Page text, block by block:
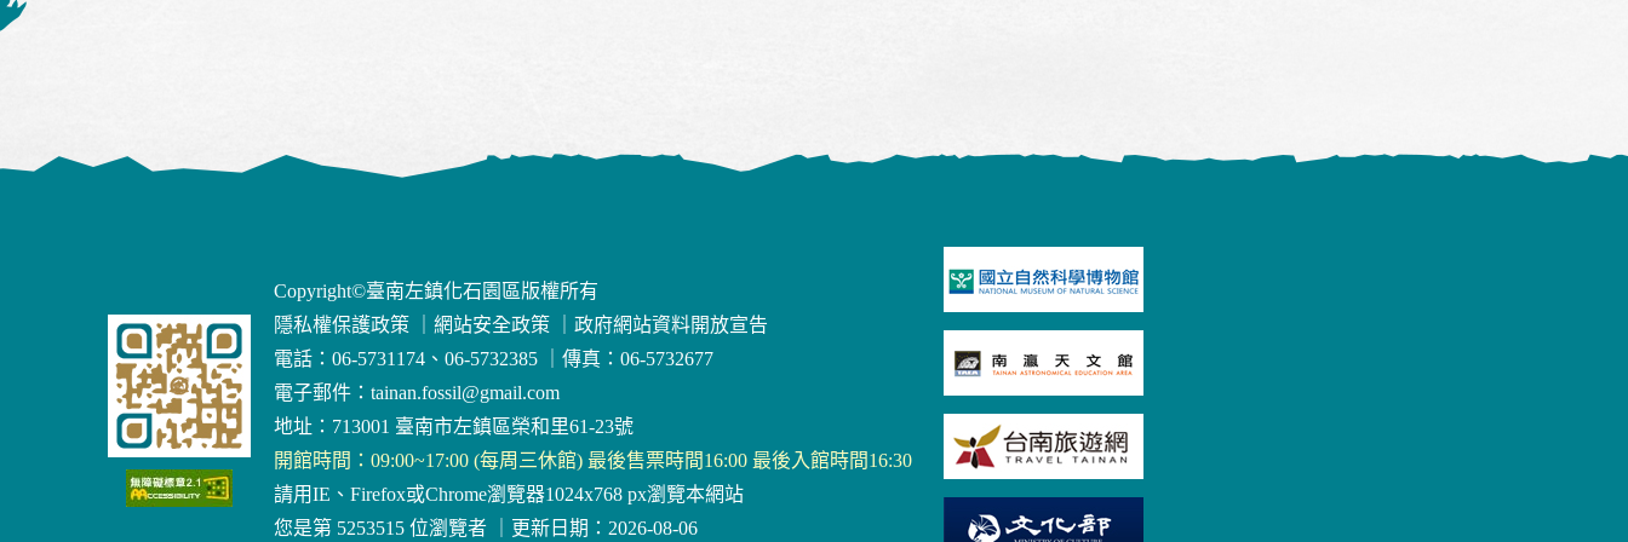
Copyright©臺南左鎮化石園區版權所有
隱私權保護政策
網站安全政策
政府網站資料開放宣告
電話：06-5731174、06-5732385
傳真：06-5732677
電子郵件： tainan.fossil@gmail.com
地址：713001 臺南市左鎮區榮和里61-23號
開館時間：09:00~17:00 (每周三休館) 最後售票時間16:00 最後入館時間16:30
請用IE、Firefox或Chrome瀏覽器1024x768 px瀏覽本網站
您是第 5253515 位瀏覽者
更新日期：2026-08-06